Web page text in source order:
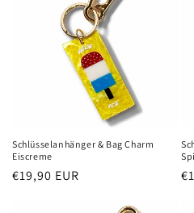
Schlüsselanhänger & Bag Charm
Eiscreme
Normaler
€19,90 EUR